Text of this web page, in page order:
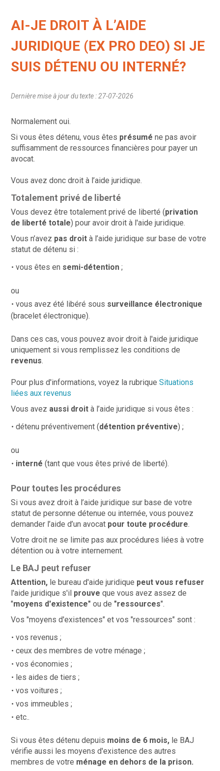
AI-JE DROIT À L’AIDE
JURIDIQUE (EX PRO DEO) SI JE
SUIS DÉTENU OU INTERNÉ?
Dernière mise à jour du texte : 27-07-2026
Normalement oui.
Si vous êtes détenu, vous êtes présuméne pas avoir
suffisamment de ressources financières pour payer un
avocat.
Vous avez donc droit à l’aide juridique.
Totalement privé de liberté
Vous devez être totalement privé de liberté (privation
de liberté totale) pour avoir droit à l'aide juridique.
Vous n’avez pas droit à l’aide juridique sur base de votre
statut de détenu si :
vous êtes en semi-détention ;
ou
vous avez été libéré sous surveillance électronique
(bracelet électronique).
Dans ces cas, vous pouvez avoir droit à l'aide juridique
uniquement si vous remplissez les conditions de
revenus.
Pour plus d'informations, voyez la rubriqueSituations
liées aux revenus
Vous avez aussi droità l’aide juridique si vous êtes :
détenu préventivement (détention préventive) ;
ou
interné (tant que vous êtes privé de liberté).
Pour toutes les procédures
Si vous avez droit à l’aide juridique sur base de votre
statut de personne détenue ou internée, vous pouvez
demander l’aide d’un avocat pour toute procédure.
Votre droit ne se limite pas aux procédures liées à votre
détention ou à votre internement.
Le BAJ peut refuser
Attention, le bureau d'aide juridique peut vous refuser
l'aide juridique s'il prouveque vous avez assez de
"moyens d'existence"ou de "ressources".
Vos "moyens d'existences" et vos "ressources" sont :
vos revenus ;
ceux des membres de votre ménage ;
vos économies ;
les aides de tiers ;
vos voitures ;
vos immeubles ;
etc..
Si vous êtes détenu depuis moins de 6 mois, le BAJ
vérifie aussi les moyens d'existence des autres
membres de votre ménage en dehors de la prison.